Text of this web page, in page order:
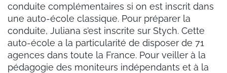
conduite complémentaires si on est inscrit dans
une auto-école classique. Pour préparer la
conduite, Juliana s’est inscrite sur Stych. Cette
auto-école a la particularité de disposer de 71
agences dans toute la France. Pour veiller à la
pédagogie des moniteurs indépendants et à la